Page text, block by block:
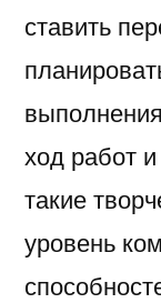
ставить
ход работ
такие
уровень